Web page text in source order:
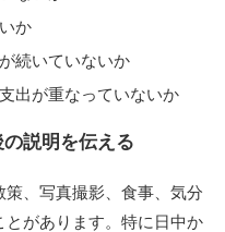
か
続いていないか
出が重なっていないか
説明を伝える
、写真撮影、食事、気分
があります。特に日中か